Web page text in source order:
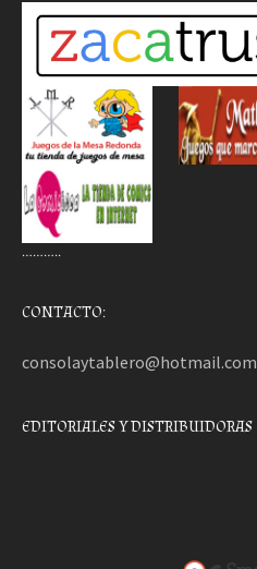
………..
CONTACTO:
consolaytablero@hotmail.com
EDITORIALES Y DISTRIBUIDORAS